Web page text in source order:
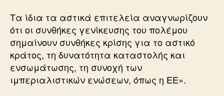
Τα ίδια τα αστικά επιτελεία αναγνωρίζουν
ότι οι συνθήκες γενίκευσης του πολέμου
σημαίνουν συνθήκες κρίσης για το αστικό
κράτος, τη δυνατότητα καταστολής και
ενσωμάτωσης, τη συνοχή των
ιμπεριαλιστικών ενώσεων, όπως η ΕΕ».